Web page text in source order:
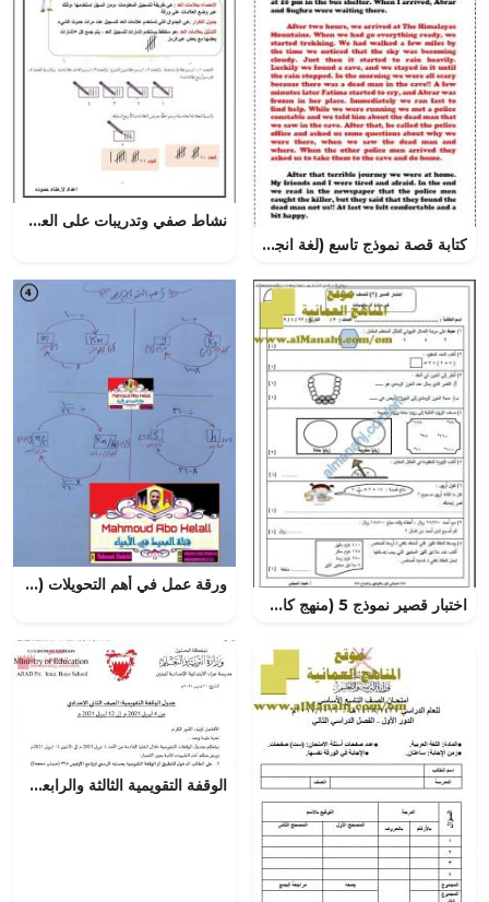
كتابة قصة نموذج تاسع (لغة انجليزية) ملفات مدرسية
نشاط صفي وتدريبات على العد بواسطة العلامات – احصاء (رياضيات) الثالث
اختبار قصير نموذج 5 (منهج كامبردج) مع الحل (رياضيات) الخامس
ورقة عمل في أهم التحويلات (علوم وبيئة) الثاني عشر
الوقفة التقويمية الثالثة والرابعة للصف الثاني الإعدادي